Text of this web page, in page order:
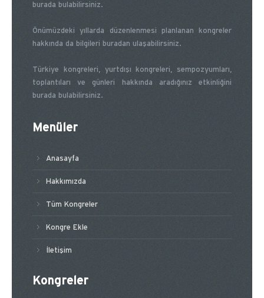
burada bulabilirsiniz.
Önümüzdeki yıllarda düzenlenmesi planlanan kongreler
hakkında da bilgileri buradan ulaşabilirsiniz.
Türkiye kongreleri, yurtdışı kongreleri, sempozyumları,
toplantıları ve günleri hakkında aradığınız etkinliğini
burada bulabilirsiniz.
Menüler
Anasayfa
Hakkımızda
Tüm Kongreler
Kongre Ekle
İletişim
Kongreler